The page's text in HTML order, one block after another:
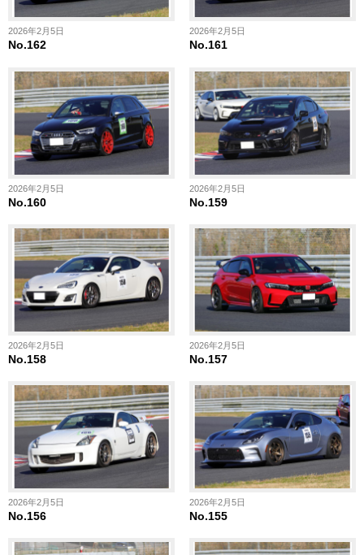
2026年2月5日
No.162
2026年2月5日
No.161
2026年2月5日
No.160
2026年2月5日
No.159
2026年2月5日
No.158
2026年2月5日
No.157
2026年2月5日
No.156
2026年2月5日
No.155